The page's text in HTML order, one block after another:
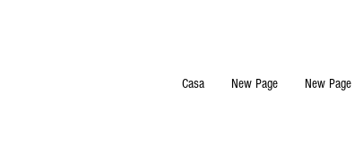
Casa New Page New Page